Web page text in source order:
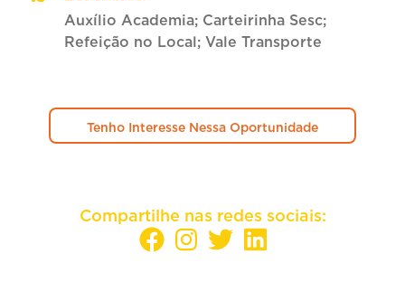
Auxílio Academia; Carteirinha Sesc;
Refeição no Local; Vale Transporte
Tenho Interesse Nessa Oportunidade
Compartilhe nas redes sociais: